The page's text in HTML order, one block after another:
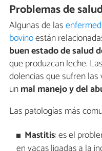
Problemas de
Algunas de las
bovinoestán
buen estado de salud
que produzcan leche.
dolencias que sufren
unmal manejo y del
Las patologías más
Mastitis: es el